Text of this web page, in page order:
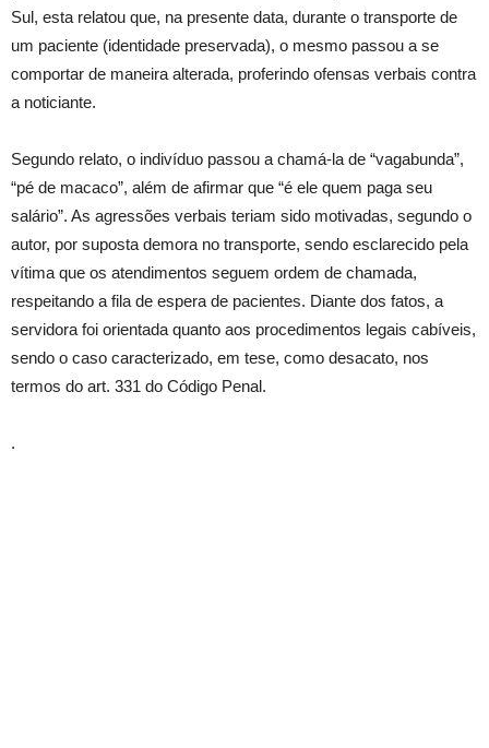
Sul, esta relatou que, na presente data, durante o transporte de
um paciente (identidade preservada), o mesmo passou a se
comportar de maneira alterada, proferindo ofensas verbais contra
a noticiante.
Segundo relato, o indivíduo passou a chamá-la de “vagabunda”,
“pé de macaco”, além de afirmar que “é ele quem paga seu
salário”. As agressões verbais teriam sido motivadas, segundo o
autor, por suposta demora no transporte, sendo esclarecido pela
vítima que os atendimentos seguem ordem de chamada,
respeitando a fila de espera de pacientes. Diante dos fatos, a
servidora foi orientada quanto aos procedimentos legais cabíveis,
sendo o caso caracterizado, em tese, como desacato, nos
termos do art. 331 do Código Penal.
.